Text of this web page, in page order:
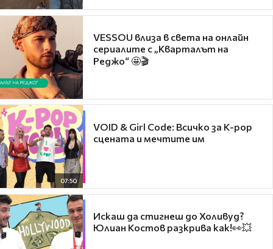
VESSOU влиза в света на онлайн
сериалите с „Кварталът на
Реджо“ 🤩🎬
07:50
VOID & Girl Code: Всичко за K-pop
сцената и мечтите им
Искаш да стигнеш до Холивуд?
Юлиан Костов разкрива как!👀💥